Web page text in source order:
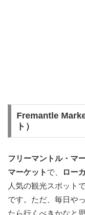
Fremantle
ト）
フリーマントル・マ
マーケット で、
ロー
人気の観光スポット
です。ただ、毎日や
たら行くべきかなと